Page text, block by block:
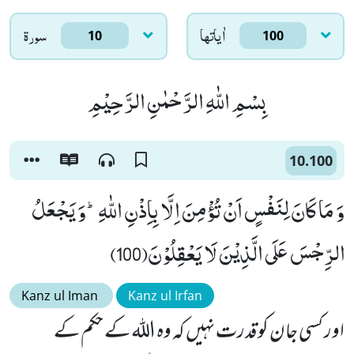
سورۃ 10 اٰياتها 100
بِسْمِ اللّٰهِ الرَّحْمٰنِ الرَّحِیْمِ
10.100
وَ مَا كَانَ لِنَفْسٍ اَنْ تُؤْمِنَ اِلَّا بِاِذْنِ اللّٰهِؕ-وَ یَجْعَلُ
الرِّجْسَ عَلَى الَّذِیْنَ لَا یَعْقِلُوْنَ(100)
Kanz ul Iman Kanz ul Irfan
اور کسی جان کو قدرت نہیں کہ وہ اللہ کے حکم کے